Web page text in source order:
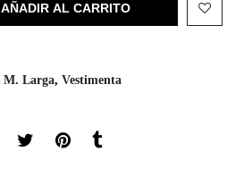
AÑADIR AL CARRITO
M. Larga, Vestimenta